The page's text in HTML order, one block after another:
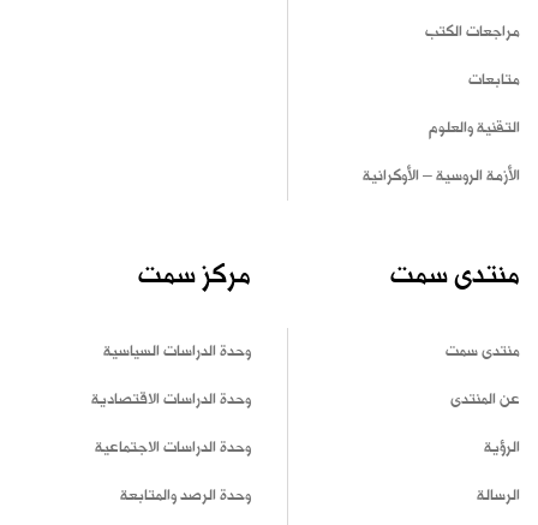
مراجعات الكتب
متابعات
التقنية والعلوم
الأزمة الروسية – الأوكرانية
منتدى سمت
منتدى سمت
عن المنتدى
الرؤية
الرسالة
مركز سمت
وحدة الدراسات السياسية
وحدة الدراسات الاقتصادية
وحدة الدراسات الاجتماعية
وحدة الرصد والمتابعة